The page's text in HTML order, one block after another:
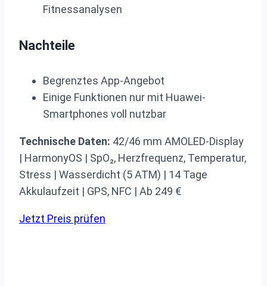
Fitnessanalysen
Nachteile
Begrenztes App-Angebot
Einige Funktionen nur mit Huawei-
Smartphones voll nutzbar
Technische Daten: 42/46 mm AMOLED-Display
| HarmonyOS | SpO₂, Herzfrequenz, Temperatur,
Stress | Wasserdicht (5 ATM) | 14 Tage
Akkulaufzeit | GPS, NFC | Ab 249 €
Jetzt Preis prüfen